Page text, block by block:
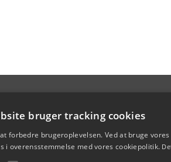
bruger tracking cookies
forbedre brugeroplevelsen. Ved at bruge
i overensstemmelse med vores cookiepolitik.